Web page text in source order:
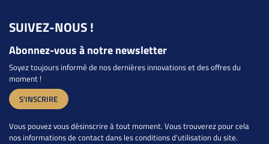
SUIVEZ-NOUS !
Abonnez-vous à notre newsletter
Soyez toujours informé de nos dernières innovations et des offres du
moment !
S'INSCRIRE
Vous pouvez vous désinscrire à tout moment. Vous trouverez pour cela
nos informations de contact dans les conditions d'utilisation du site.